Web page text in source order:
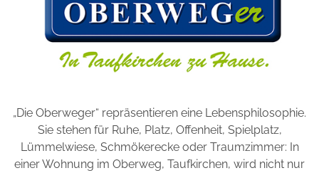
„Die Oberweger“ repräsentieren eine Lebensphilosophie.
Sie stehen für Ruhe, Platz, Offenheit, Spielplatz,
Lümmelwiese, Schmökerecke oder Traumzimmer: In
einer Wohnung im Oberweg, Taufkirchen, wird nicht nur